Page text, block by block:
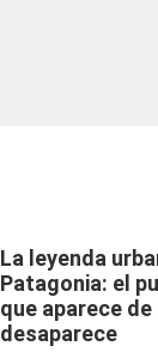
La leyenda
Patagonia: el
que aparece de
desaparece